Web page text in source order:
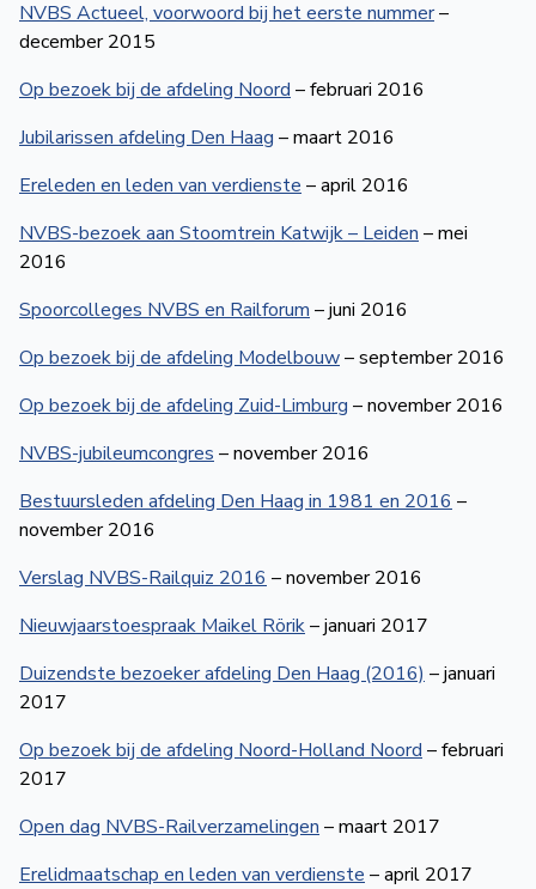
NVBS Actueel, voorwoord bij het eerste nummer–
december 2015
Op bezoek bij de afdeling Noord – februari 2016
Jubilarissen afdeling Den Haag – maart 2016
Ereleden en leden van verdienste – april 2016
NVBS-bezoek aan Stoomtrein Katwijk – Leiden – mei
2016
Spoorcolleges NVBS en Railforum – juni 2016
Op bezoek bij de afdeling Modelbouw– september 2016
Op bezoek bij de afdeling Zuid-Limburg – november 2016
NVBS-jubileumcongres – november 2016
Bestuursleden afdeling Den Haag in 1981 en 2016 –
november 2016
Verslag NVBS-Railquiz 2016 – november 2016
Nieuwjaarstoespraak Maikel Rörik– januari 2017
Duizendste bezoeker afdeling Den Haag (2016) – januari
2017
Op bezoek bij de afdeling Noord-Holland Noord – februari
2017
Open dag NVBS-Railverzamelingen – maart 2017
Erelidmaatschap en leden van verdienste – april 2017